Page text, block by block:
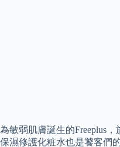
為敏弱肌膚誕生的Freeplus
保濕修護化粧水也是饕客們